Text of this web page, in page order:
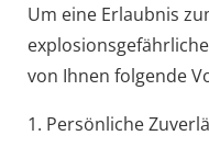
Um eine Erlaubnis
von Ihnen folgende
1. Persönliche